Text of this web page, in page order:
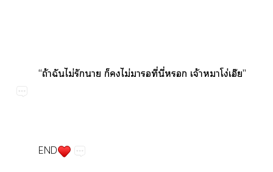
“​ถ้​​ไม่​​​​​ไม่​​​ี่​ี่​​จ้​​โง่​อ๊”
END